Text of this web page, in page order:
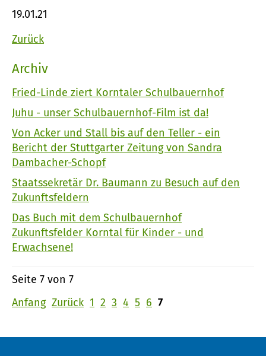
19.01.21
Zurück
Archiv
Fried-Linde ziert Korntaler Schulbauernhof
Juhu - unser Schulbauernhof-Film ist da!
Von Acker und Stall bis auf den Teller - ein
Bericht der Stuttgarter Zeitung von Sandra
Dambacher-Schopf
Staatssekretär Dr. Baumann zu Besuch auf den
Zukunftsfeldern
Das Buch mit dem Schulbauernhof
Zukunftsfelder Korntal für Kinder - und
Erwachsene!
Seite 7 von 7
Anfang Zurück 1 2 3 4 5 6 7